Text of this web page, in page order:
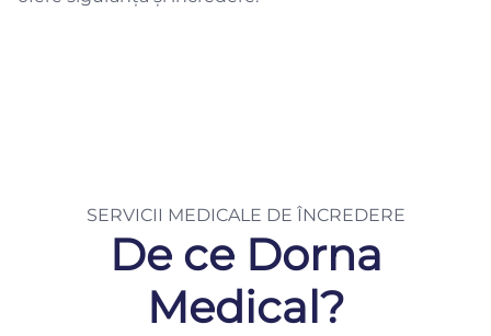
SERVICII MEDICALE DE ÎNCREDERE
De ce Dorna
Medical?